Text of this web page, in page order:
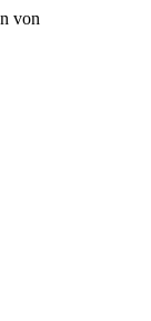
von